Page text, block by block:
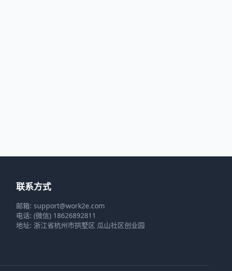
联系方式
邮箱: support@work2e.com
电话: (微信) 18626892811
地址: 浙江省杭州市拱墅区 瓜山社区创业园